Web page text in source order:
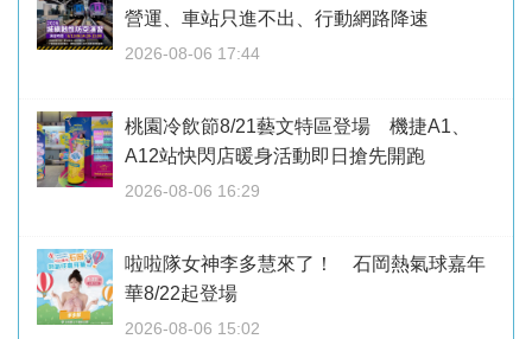
營運、車站只進不出、行動網路降速
2026-08-06 17:44
桃園冷飲節8/21藝文特區登場 機捷A1、
A12站快閃店暖身活動即日搶先開跑
2026-08-06 16:29
啦啦隊女神李多慧來了！ 石岡熱氣球嘉年
華8/22起登場
2026-08-06 15:02